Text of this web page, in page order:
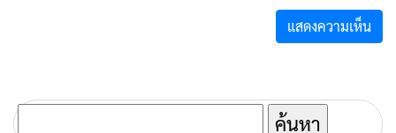
ค้นหา